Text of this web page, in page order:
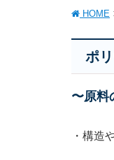
HOME
ポ
〜原料
・構造